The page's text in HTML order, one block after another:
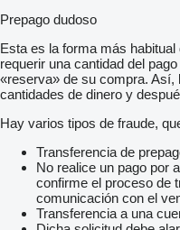
Prepago dudoso
Esta es la forma más
requerir una cantidad del
«reserva» de su compra. Así,
cantidades de dinero y
Hay varios tipos de fraude,
Transferencia de
No realice un pago por
confirme el proceso de
comunicación con el
Transferencia a una